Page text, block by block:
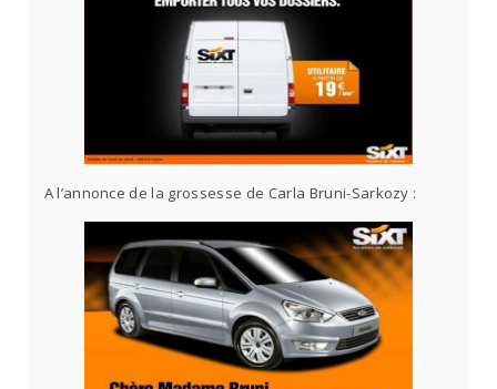
A l’annonce de la grossesse de Carla Bruni-Sarkozy :